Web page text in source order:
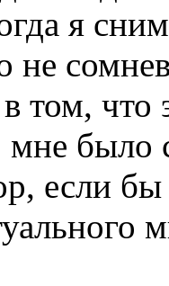
я
не
том, что
мне было
если бы